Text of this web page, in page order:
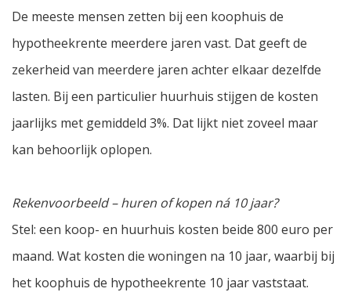
De meeste mensen zetten bij een koophuis de
hypotheekrente meerdere jaren vast. Dat geeft de
zekerheid van meerdere jaren achter elkaar dezelfde
lasten. Bij een particulier huurhuis stijgen de kosten
jaarlijks met gemiddeld 3%. Dat lijkt niet zoveel maar
kan behoorlijk oplopen.
Rekenvoorbeeld – huren of kopen ná 10 jaar?
Stel: een koop- en huurhuis kosten beide 800 euro per
maand. Wat kosten die woningen na 10 jaar, waarbij bij
het koophuis de hypotheekrente 10 jaar vaststaat.